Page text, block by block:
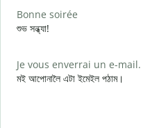
Bonne soirée
শুভ সন্ধ্যা!
Je vous enverrai un e-mail.
মই আপোনালৈ এটা ইমেইল পঠাম।